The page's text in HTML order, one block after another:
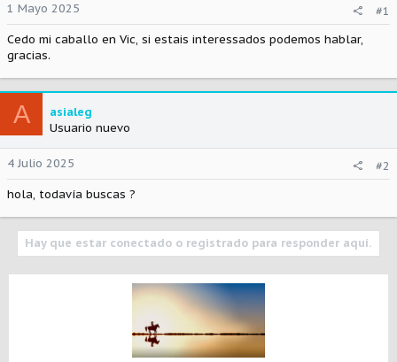
i
o
1 Mayo 2025
#1
Cedo mi caballo en Vic, si estais interessados podemos hablar,
gracias.
A
asialeg
Usuario nuevo
4 Julio 2025
#2
hola, todavía buscas ?
Hay que estar conectado o registrado para responder aquí.